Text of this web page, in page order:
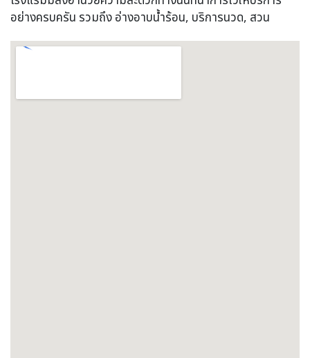
อย่างครบครัน รวมถึง อ่างอาบน้ำร้อน, บริการนวด, สวน